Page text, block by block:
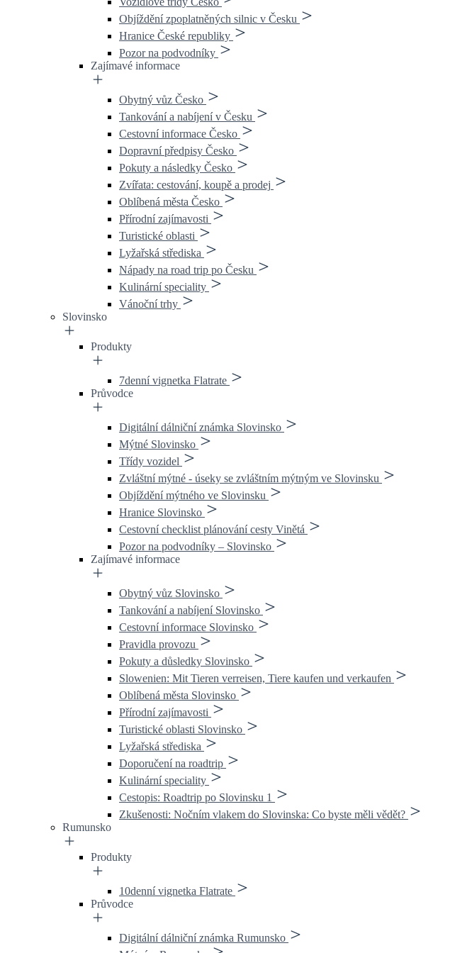
Objíždění zpoplatněných silnic v Česku
Hranice České republiky
Pozor na podvodníky
Zajímavé informace
Obytný vůz Česko
Tankování a nabíjení v Česku
Cestovní informace Česko
Dopravní předpisy Česko
Pokuty a následky Česko
Zvířata: cestování, koupě a prodej
Oblíbená města Česko
Přírodní zajímavosti
Turistické oblasti
Lyžařská střediska
Nápady na road trip po Česku
Kulinární speciality
Vánoční trhy
Slovinsko
Produkty
7denní vignetka Flatrate
Průvodce
Digitální dálniční známka Slovinsko
Mýtné Slovinsko
Třídy vozidel
Zvláštní mýtné - úseky se zvláštním mýtným ve Slovinsku
Objíždění mýtného ve Slovinsku
Hranice Slovinsko
Cestovní checklist plánování cesty Vinětá
Pozor na podvodníky – Slovinsko
Zajímavé informace
Obytný vůz Slovinsko
Tankování a nabíjení Slovinsko
Cestovní informace Slovinsko
Pravidla provozu
Pokuty a důsledky Slovinsko
Slowenien: Mit Tieren verreisen, Tiere kaufen und verkaufen
Oblíbená města Slovinsko
Přírodní zajímavosti
Turistické oblasti Slovinsko
Lyžařská střediska
Doporučení na roadtrip
Kulinární speciality
Cestopis: Roadtrip po Slovinsku 1
Zkušenosti: Nočním vlakem do Slovinska: Co byste měli vědět?
Rumunsko
Produkty
10denní vignetka Flatrate
Průvodce
Digitální dálniční známka Rumunsko